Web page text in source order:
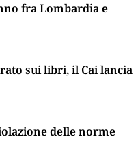
fra Lombardia e
sui libri, il Cai lancia
delle norme